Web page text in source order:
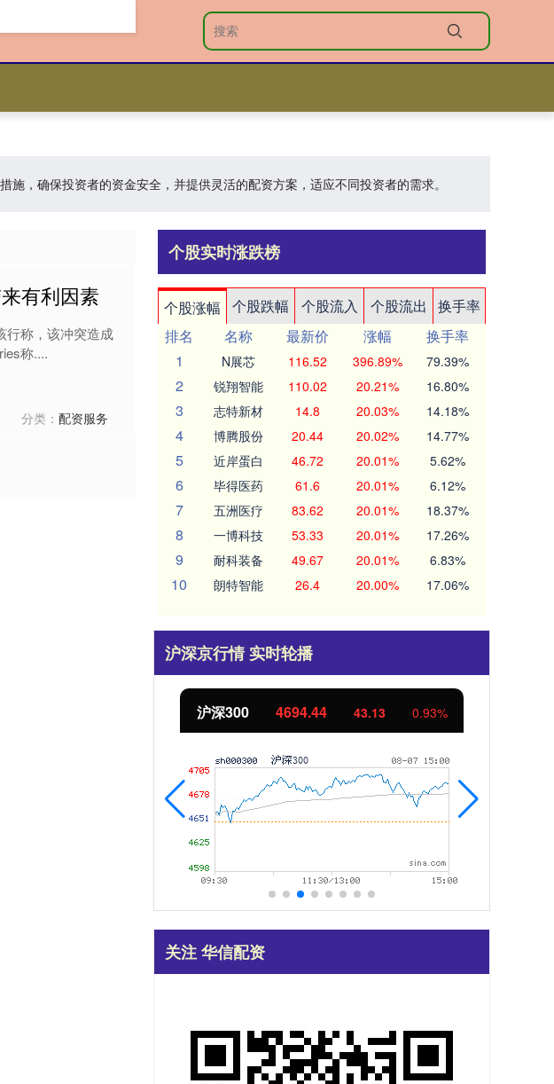
，确保投资者的资金安全，并提供灵活的配资方案，适应不同投资者的需求。
有利因素
行称，该冲突造成
称....
分类： 配资服务
个股实时涨跌榜
个股涨幅 个股跌幅 个股流入 个股流出
换手率
排名
名称 最新价 涨幅
换手率
1
N展芯 116.52 396.89% 79.39%
2 锐翔智能 110.02 20.21% 16.80%
3 志特新材 14.8 20.03% 14.18%
4 博腾股份 20.44 20.02% 14.77%
5 近岸蛋白 46.72 20.01% 5.62%
6 毕得医药 61.6 20.01% 6.12%
7 五洲医疗 83.62 20.01% 18.37%
8 一博科技 53.33 20.01% 17.26%
9 耐科装备 49.67 20.01% 6.83%
10 朗特智能 26.4 20.00% 17.06%
沪深京行情 实时轮播
沪深300 4694.44 43.13 0.93%
关注 华信配资